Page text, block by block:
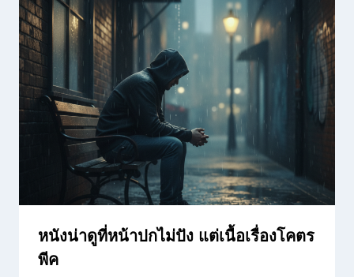
หนังน่าดูที่หน้าปกไม่ปัง แต่เนื้อเรื่องโคตร
พีค